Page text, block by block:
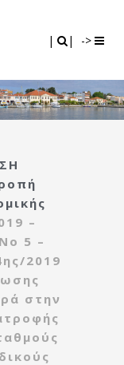
| | ->
–
5 –
2019
στην